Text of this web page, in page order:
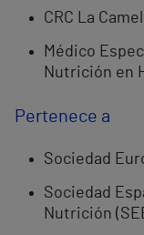
CRC La
Médico
Nutrición en
Pertenece a
Sociedad
Sociedad
Nutrición